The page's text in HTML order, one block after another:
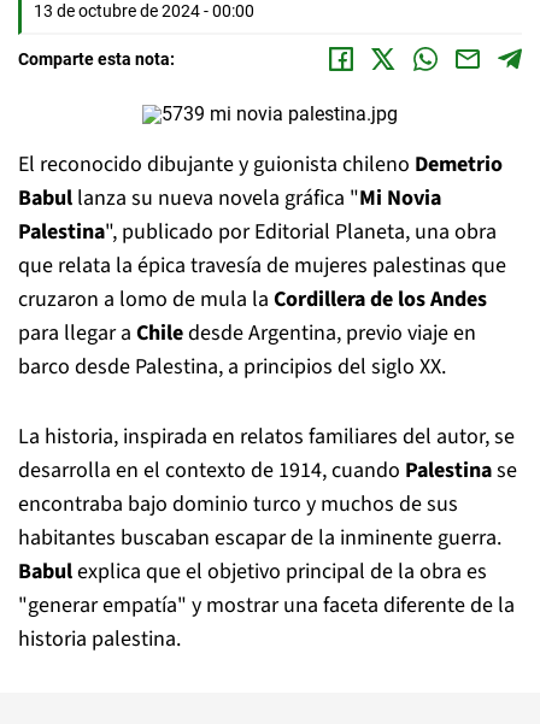
13 de octubre de 2024 - 00:00
Comparte esta nota:
El reconocido dibujante y guionista chileno Demetrio
Babul lanza su nueva novela gráfica "Mi Novia
Palestina", publicado por Editorial Planeta, una obra
que relata la épica travesía de mujeres palestinas que
cruzaron a lomo de mula la Cordillera de los Andes
para llegar a Chiledesde Argentina, previo viaje en
barco desde Palestina, a principios del siglo XX.
La historia, inspirada en relatos familiares del autor, se
desarrolla en el contexto de 1914, cuando Palestinase
encontraba bajo dominio turco y muchos de sus
habitantes buscaban escapar de la inminente guerra.
Babulexplica que el objetivo principal de la obra es
"generar empatía" y mostrar una faceta diferente de la
historia palestina.